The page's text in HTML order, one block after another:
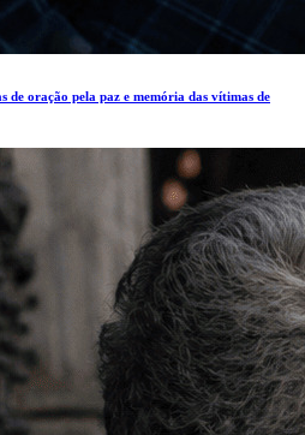
oração pela paz e memória das vítimas de